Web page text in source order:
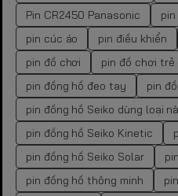
Pin CR2450 Panasonic
pin cúc áo
pin điều khiển
pin đồ chơi
pin đồ chơi trẻ
pin đồng hồ đeo tay
pin
pin đồng hồ Seiko dùng loại
pin đồng hồ Seiko Kinetic
pin đồng hồ Seiko Solar
pin đồng hồ thông minh